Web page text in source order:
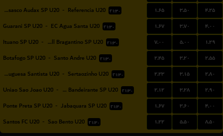
Gremio Osasco Audax SP U20 - Referencia U20 ۲۱:۳۰ ۱.۶۵ ۳.۵۰ ۴.۲۵
Guarani SP U20 - EC Agua Santa U20 ۲۱:۳۰ ۱.۶۷ ۳.۷۰ ۴.۰۰
Ituano SP U20 - Red Bull Bragantino SP U20 ۲۱:۳۰ ۷.۰۰ ۵.۰۰ ۱.۲۹
Botafogo SP U20 - Santo Andre U20 ۲۱:۳۰ ۲.۴۵ ۳.۲۰ ۲.۵۵
Portuguesa Santista U20 - Sertaozinho U20 ۲۱:۳۰ ۲.۲۳ ۳.۱۵ ۲.۸۰
Uniao Sao Joao U20 - CA Bandeirante SP U20 ۲۱:۳۰ ۲.۱۲ ۳.۲۸ ۲.۹۰
Ponte Preta SP U20 - Jabaquara SP U20 ۲۱:۳۰ ۱.۶۷ ۳.۶۰ ۴.۰۰
Santos FC U20 - Sao Bento U20 ۲۱:۳۰ ۱.۲۲ ۵.۵۰ ۸.۵۰